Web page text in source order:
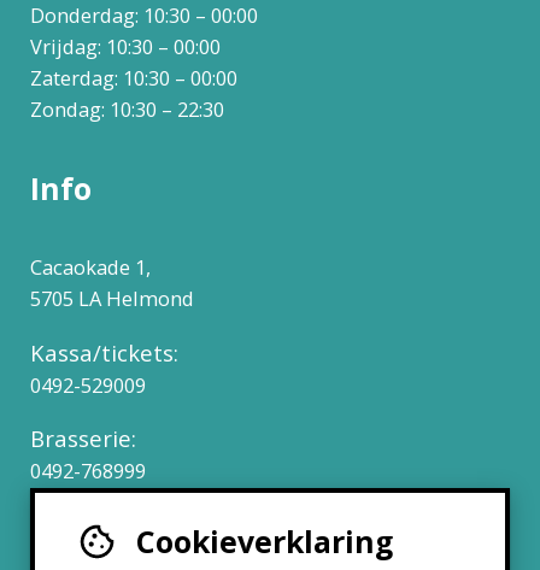
Cookieverklaring
Donderdag: 10:30 – 00:00
Vrijdag: 10:30 – 00:00
Zaterdag: 10:30 – 00:00
Zondag: 10:30 – 22:30
Info
Cacaokade 1,
5705 LA Helmond
Kassa/tickets:
0492-529009
Brasserie:
0492-768999
Werken bij